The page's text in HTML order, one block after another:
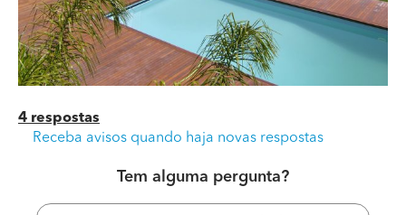
Qual é o pavimento por baixo da relva?
É cimento ? ou é terra?
4 respostas
Receba avisos quando haja novas respostas
Tem alguma pergunta?